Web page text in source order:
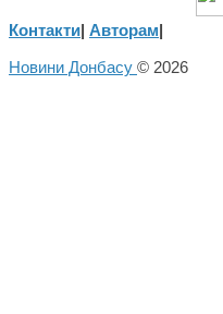
Контакти| Авторам|
Новини Донбасу © 2026